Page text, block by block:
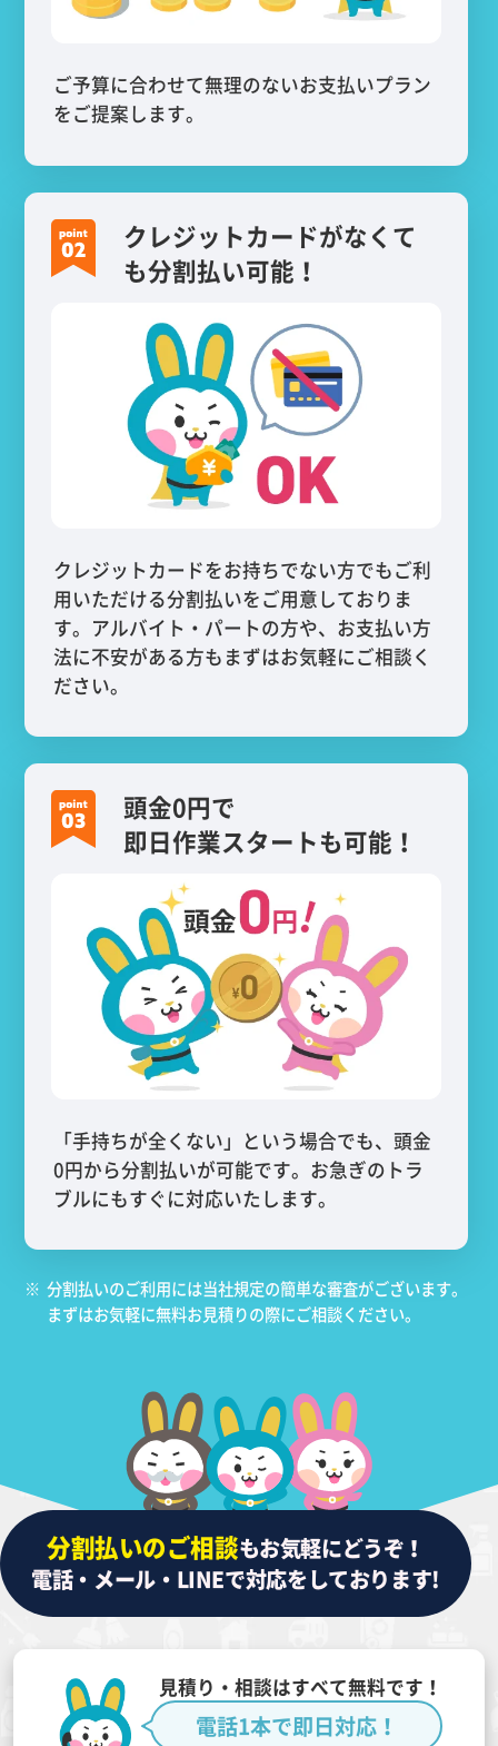
ご予算に合わせて無理のないお支払いプラン
をご提案します。
クレジットカードがなくて
も分割払い可能！
クレジットカードをお持ちでない方でもご利
用いただける分割払いをご用意しておりま
す。アルバイト・パートの方や、お支払い方
法に不安がある方もまずはお気軽にご相談く
ださい。
頭金0円で
即日作業スタートも可能！
「手持ちが全くない」という場合でも、頭金
0円から分割払いが可能です。お急ぎのトラ
ブルにもすぐに対応いたします。
※ 分割払いのご利用には当社規定の簡単な審査がございます。
まずはお気軽に無料お見積りの際にご相談ください。
分割払いのご相談もお気軽にどうぞ！
電話・メール・LINEで対応をしております!
見積り・相談はすべて無料です！
電話1本で即日対応！